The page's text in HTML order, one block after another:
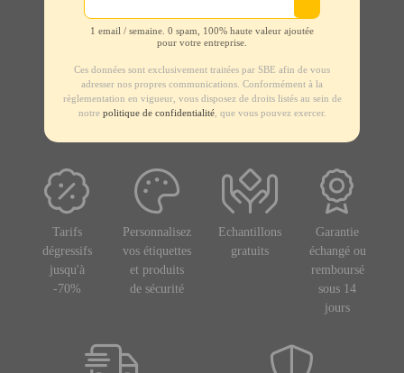
1 email / semaine. 0 spam, 100% haute valeur ajoutée
pour votre entreprise.
Ces données sont exclusivement traitées par SBE afin de vous
adresser nos propres communications. Conformément à la
règlementation en vigueur, vous disposez de droits listés au sein de
notre politique de confidentialité, que vous pouvez exercer.
Tarifs
dégressifs
jusqu'à
-70%
Personnalisez
vos étiquettes
et produits
de sécurité
Echantillons
gratuits
Garantie
échangé ou
remboursé
sous 14
jours